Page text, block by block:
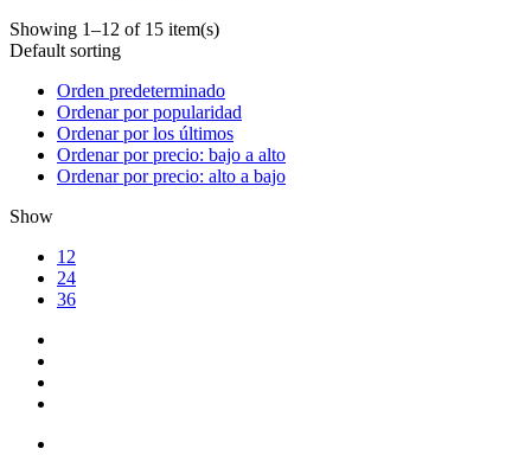
Showing 1–12 of 15 item(s)
Default sorting
Orden predeterminado
Ordenar por popularidad
Ordenar por los últimos
Ordenar por precio: bajo a alto
Ordenar por precio: alto a bajo
Show
12
24
36